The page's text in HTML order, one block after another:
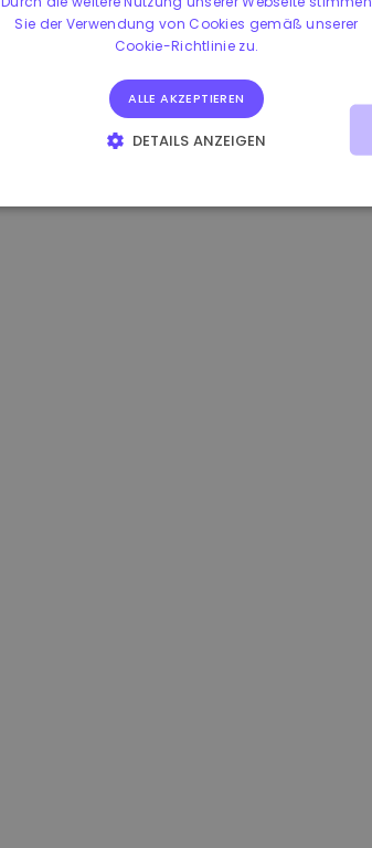
0.083269000 € +4.90% 3.3B €
Sie der Verwendung von Cookies gemäß unserer
Cookie-Richtlinie zu.
ALLE AKZEPTIEREN
DETAILS ANZEIGEN